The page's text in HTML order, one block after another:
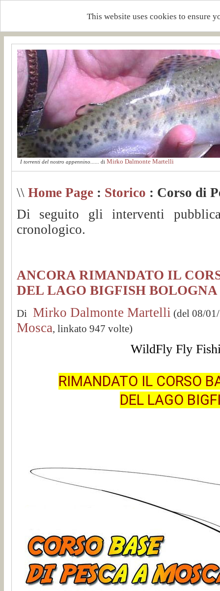
This website uses cookies to ensure
I torrenti del nostro appennino...... di Mirko Dalmonte Martelli
\\ Home Page : Storico : Corso di
Di seguito gli interventi
cronologico.
ANCORA RIMANDATO IL
DEL LAGO BIGFISH BOLOGNA
Di Mirko Dalmonte Martelli (del 08/
Mosca, linkato 947 volte)
WildFly Fly
RIMANDATO IL CORSO
DEL LAGO